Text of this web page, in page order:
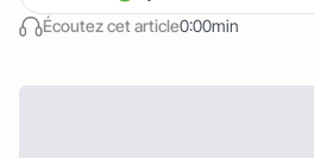
Écoutez cet article0:00min